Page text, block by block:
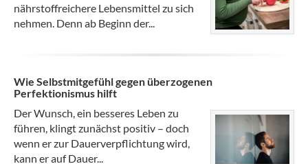
nährstoffreichere Lebensmittel zu sich
nehmen. Denn ab Beginn der...
Wie Selbstmitgefühl gegen überzogenen
Perfektionismus hilft
Der Wunsch, ein besseres Leben zu
führen, klingt zunächst positiv – doch
wenn er zur Dauerverpflichtung wird,
kann er auf Dauer...